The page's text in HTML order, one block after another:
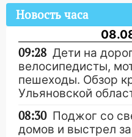
Новость часа
09:28 Дети на
велосипедисты,
пешеходы. Обзор
Ульяновской
08:30 Поджог со
домов и выстрел